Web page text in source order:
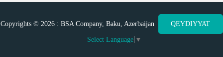
Copyrights © 2026 : BSA Company, Baku, Azerbaijan QEYDIYYAT
Select Language ▼